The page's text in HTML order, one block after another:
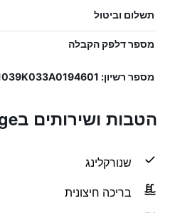
תשלום וביטול
מספר דלפק הקבלה
מספר רשיון: 1039Κ033Α0194601
הטבות ושירותים בMarni Village
שנורקלינג
בריכה חיצונית